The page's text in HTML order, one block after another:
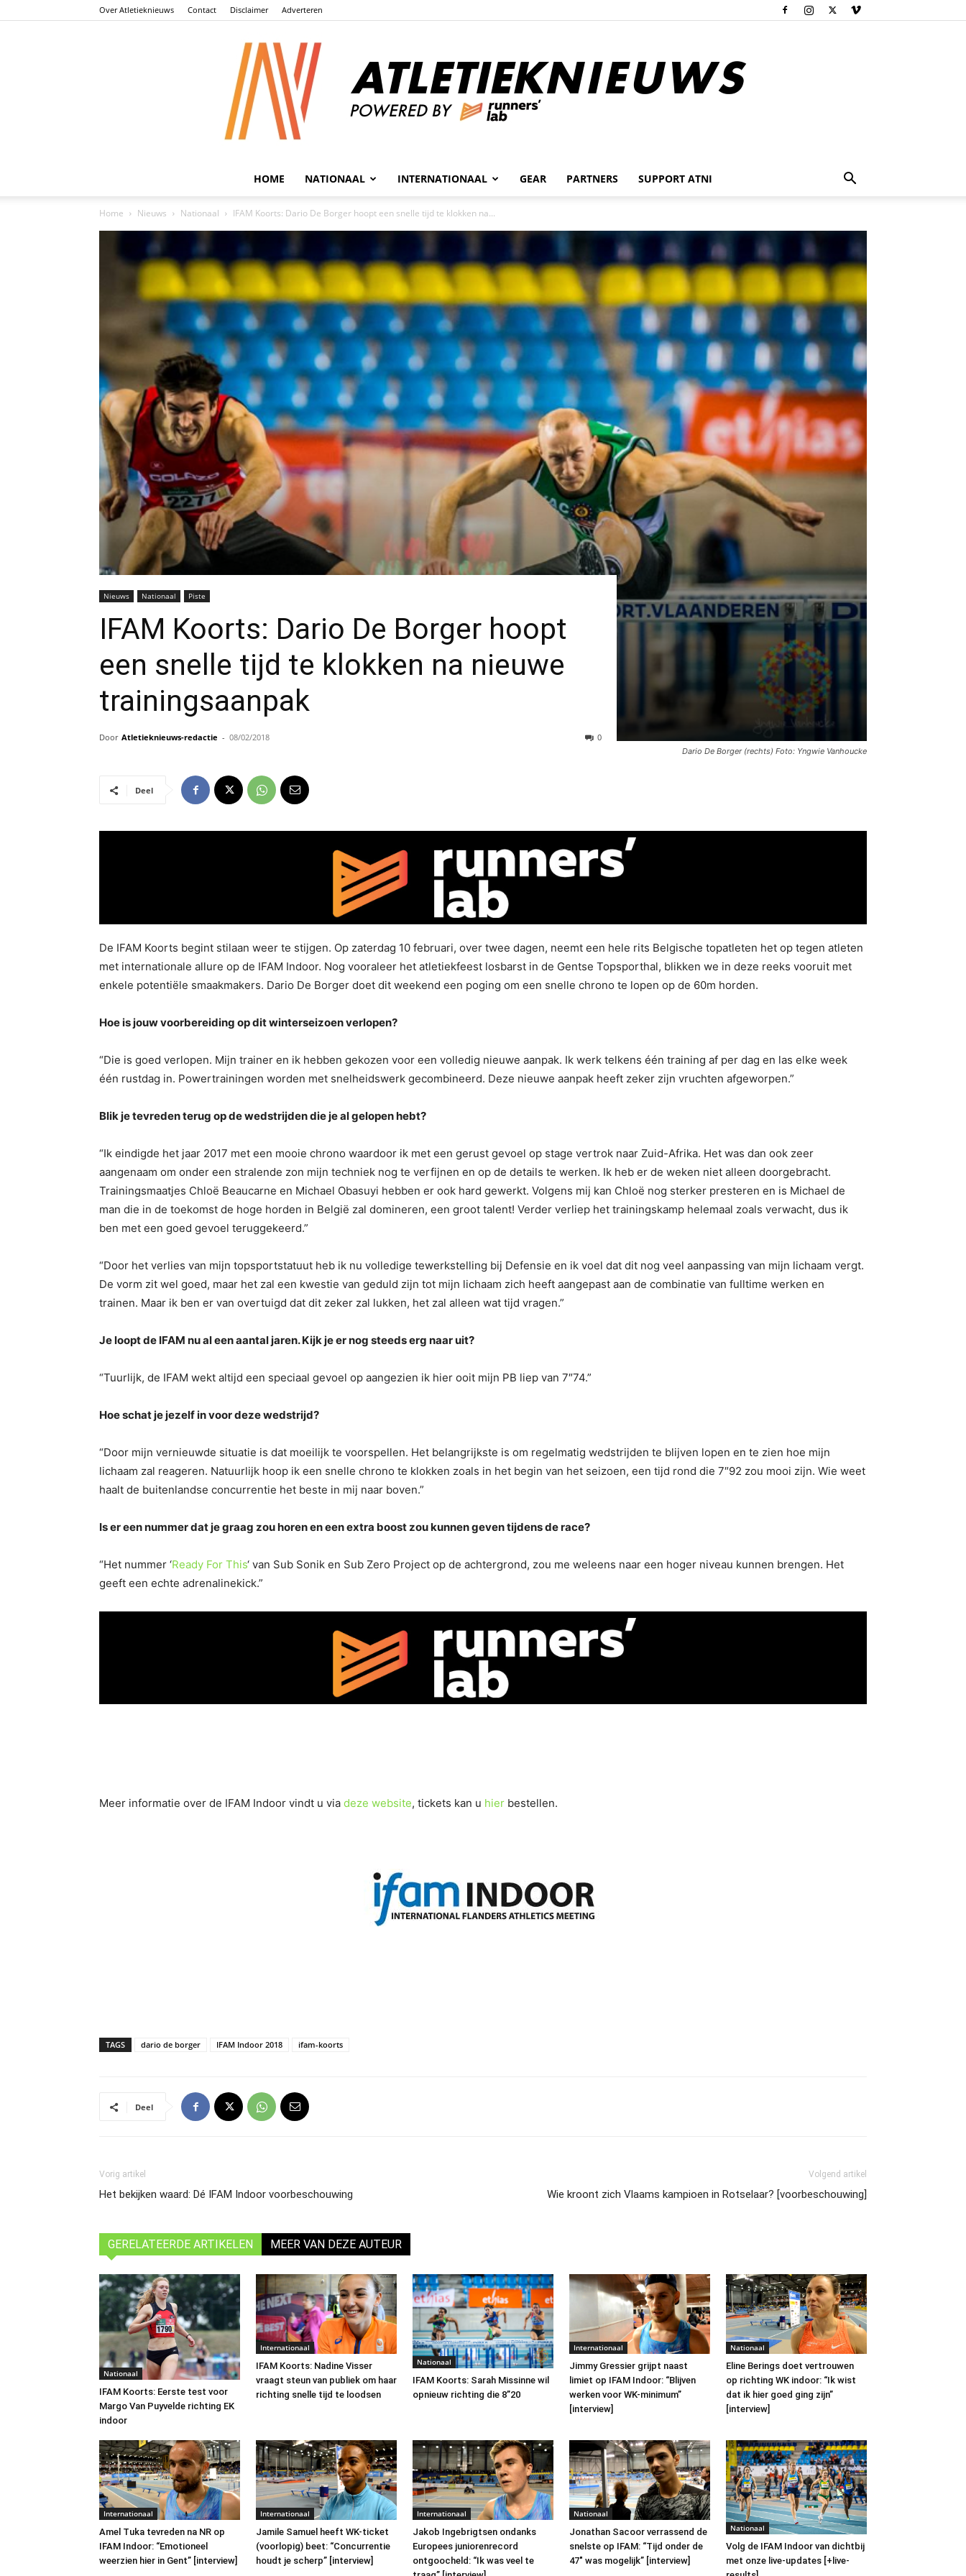
Over Atletieknieuws Contact Disclaimer Adverteren
HOME NATIONAAL INTERNATIONAAL GEAR PARTNERS SUPPORT ATNI
Home Nieuws Nationaal IFAM Koorts: Dario De Borger hoopt een snelle tijd te klokken na...
Dario De Borger (rechts) Foto: Yngwie Vanhoucke
Nieuws Nationaal Piste
IFAM Koorts: Dario De Borger hoopt
een snelle tijd te klokken na nieuwe
trainingsaanpak
Door Atletieknieuws-redactie - 08/02/2018 0
Deel
De IFAM Koorts begint stilaan weer te stijgen. Op zaterdag 10 februari, over twee dagen, neemt een hele rits Belgische topatleten het op tegen atleten
met internationale allure op de IFAM Indoor. Nog vooraleer het atletiekfeest losbarst in de Gentse Topsporthal, blikken we in deze reeks vooruit met
enkele potentiële smaakmakers. Dario De Borger doet dit weekend een poging om een snelle chrono te lopen op de 60m horden.
Hoe is jouw voorbereiding op dit winterseizoen verlopen?
“Die is goed verlopen. Mijn trainer en ik hebben gekozen voor een volledig nieuwe aanpak. Ik werk telkens één training af per dag en las elke week
één rustdag in. Powertrainingen worden met snelheidswerk gecombineerd. Deze nieuwe aanpak heeft zeker zijn vruchten afgeworpen.”
Blik je tevreden terug op de wedstrijden die je al gelopen hebt?
“Ik eindigde het jaar 2017 met een mooie chrono waardoor ik met een gerust gevoel op stage vertrok naar Zuid-Afrika. Het was dan ook zeer
aangenaam om onder een stralende zon mijn techniek nog te verfijnen en op de details te werken. Ik heb er de weken niet alleen doorgebracht.
Trainingsmaatjes Chloë Beaucarne en Michael Obasuyi hebben er ook hard gewerkt. Volgens mij kan Chloë nog sterker presteren en is Michael de
man die in de toekomst de hoge horden in België zal domineren, een groot talent! Verder verliep het trainingskamp helemaal zoals verwacht, dus ik
ben met een goed gevoel teruggekeerd.”
“Door het verlies van mijn topsportstatuut heb ik nu volledige tewerkstelling bij Defensie en ik voel dat dit nog veel aanpassing van mijn lichaam vergt.
De vorm zit wel goed, maar het zal een kwestie van geduld zijn tot mijn lichaam zich heeft aangepast aan de combinatie van fulltime werken en
trainen. Maar ik ben er van overtuigd dat dit zeker zal lukken, het zal alleen wat tijd vragen.”
Je loopt de IFAM nu al een aantal jaren. Kijk je er nog steeds erg naar uit?
“Tuurlijk, de IFAM wekt altijd een speciaal gevoel op aangezien ik hier ooit mijn PB liep van 7″74.”
Hoe schat je jezelf in voor deze wedstrijd?
“Door mijn vernieuwde situatie is dat moeilijk te voorspellen. Het belangrijkste is om regelmatig wedstrijden te blijven lopen en te zien hoe mijn
lichaam zal reageren. Natuurlijk hoop ik een snelle chrono te klokken zoals in het begin van het seizoen, een tijd rond die 7″92 zou mooi zijn. Wie weet
haalt de buitenlandse concurrentie het beste in mij naar boven.”
Is er een nummer dat je graag zou horen en een extra boost zou kunnen geven tijdens de race?
“Het nummer ‘Ready For This‘ van Sub Sonik en Sub Zero Project op de achtergrond, zou me weleens naar een hoger niveau kunnen brengen. Het
geeft een echte adrenalinekick.”
Meer informatie over de IFAM Indoor vindt u via deze website, tickets kan u hier bestellen.
TAGS dario de borger IFAM Indoor 2018 ifam-koorts
Deel
Vorig artikel
Het bekijken waard: Dé IFAM Indoor voorbeschouwing
Volgend artikel
Wie kroont zich Vlaams kampioen in Rotselaar? [voorbeschouwing]
GERELATEERDE ARTIKELEN MEER VAN DEZE AUTEUR
Nationaal
IFAM Koorts: Eerste test voor
Margo Van Puyvelde richting EK
indoor
Internationaal
IFAM Koorts: Nadine Visser
vraagt steun van publiek om haar
richting snelle tijd te loodsen
Nationaal
IFAM Koorts: Sarah Missinne wil
opnieuw richting die 8”20
Internationaal
Jimmy Gressier grijpt naast
limiet op IFAM Indoor: “Blijven
werken voor WK-minimum”
[interview]
Nationaal
Eline Berings doet vertrouwen
op richting WK indoor: “Ik wist
dat ik hier goed ging zijn”
[interview]
Internationaal
Amel Tuka tevreden na NR op
IFAM Indoor: “Emotioneel
weerzien hier in Gent” [interview]
Internationaal
Jamile Samuel heeft WK-ticket
(voorlopig) beet: “Concurrentie
houdt je scherp” [interview]
Internationaal
Jakob Ingebrigtsen ondanks
Europees juniorenrecord
ontgoocheld: “Ik was veel te
Nationaal
Jonathan Sacoor verrassend de
snelste op IFAM: “Tijd onder de
47″ was mogelijk” [interview]
Nationaal
Volg de IFAM Indoor van dichtbij
met onze live-updates [+live-